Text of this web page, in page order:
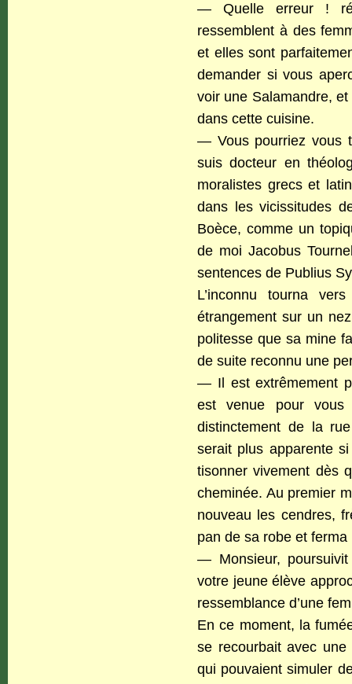
— Quelle erreur !
ressemblent à des
et elles sont
demander si vous
voir une Salamandre,
dans cette cuisine.
— Vous pourriez vous
suis docteur en
moralistes grecs et
dans les vicissitudes
Boèce, comme un
de moi Jacobus
sentences de Publius
L’inconnu tourna
étrangement sur un
politesse que sa mine
de suite reconnu une
— Il est extrêmement
est venue pour
distinctement de la
serait plus apparente
tisonner vivement dès
cheminée. Au premier
nouveau les cendres,
pan de sa robe et ferma
— Monsieur,
votre jeune élève
ressemblance d’une
En ce moment, la
se recourbait avec
qui pouvaient simuler